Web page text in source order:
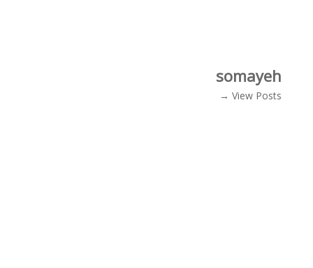
somayeh
View Posts →